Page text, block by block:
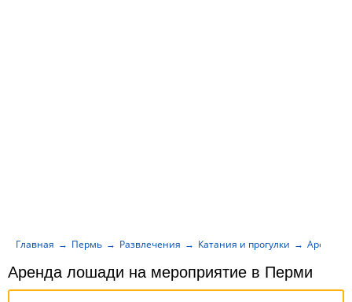
Аренда лошади на мероприятие в Перми
Главная Пермь Развлечения Катания и прогулки Аренда